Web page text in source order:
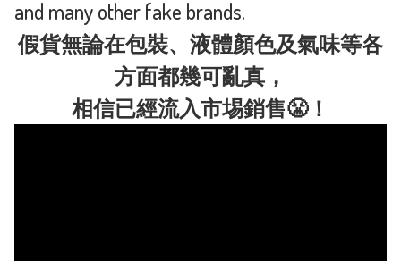
and many other fake brands.
假貨無論在包裝、液體顏色及氣味等各
方面都幾可亂真，
相信已經流入市埸銷售😤！